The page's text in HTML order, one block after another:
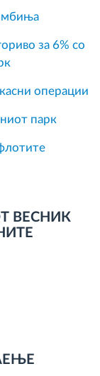
за 6% со
операции
парк
ВЕСНИК